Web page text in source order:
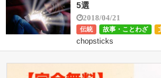
5選
2018/04/21
伝統 故事・ことわざ
chopsticks